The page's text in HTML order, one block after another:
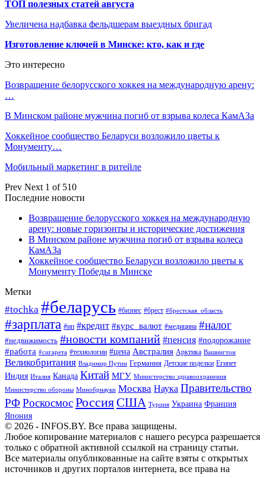
ТОП полезных статей августа
Увеличена надбавка фельдшерам выездных бригад
Изготовление ключей в Минске: кто, как и где
Это интересно
Возвращение белорусского хоккея на международную арену:
…
В Минском районе мужчина погиб от взрыва колеса КамАЗа
Хоккейное сообщество Беларуси возложило цветы к
Монументу…
Мобильный маркетинг в ритейле
Prev Next 1 of 510
Последние новости
Возвращение белорусского хоккея на международную
арену: новые горизонты и исторические достижения
В Минском районе мужчина погиб от взрыва колеса
КамАЗа
Хоккейное сообщество Беларуси возложило цветы к
Монументу Победы в Минске
Метки
#tochka #беларусь #бизнес #брест #брестская_область
#зарплата #ип #кредит #курс_валют #медицина #налог
#недвижимость #новости компаний #пенсия #подорожание
#работа #сигарета #технологии #цена Австралия Арктика Вашингтон
Великобритания Владимир Путин Германия Детские поделки Египет
Индия Италия Канада Китай МГУ Министерство здравоохранения
Министерство обороны Минобрнауки Москва Наука Правительство
РФРоскосмосРоссияСША Турция Украина Франция
Япония
© 2026 - INFOS.BY. Все права защищены.
Любое копирование материалов с нашего ресурса разрешается
только с обратной активной ссылкой на страницу статьи.
Все материалы опубликованные на сайте взяты с открытых
источников и других порталов интернета, все права на